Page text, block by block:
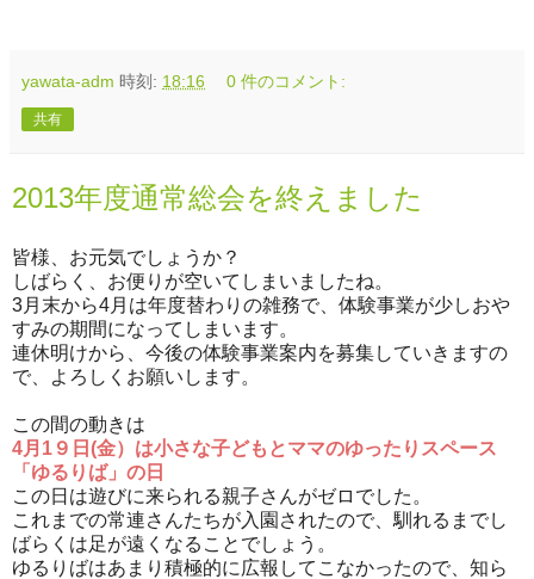
yawata-adm 時刻: 18:16 0 件のコメント:
共有
2013年度通常総会を終えました
皆様、お元気でしょうか？
しばらく、お便りが空いてしまいましたね。
3月末から4月は年度替わりの雑務で、体験事業が少しおや
すみの期間になってしまいます。
連休明けから、今後の体験事業案内を募集していきますの
で、よろしくお願いします。
この間の動きは
4月1９日(金）は小さな子どもとママのゆったりスペース
「ゆるりば」の日
この日は遊びに来られる親子さんがゼロでした。
これまでの常連さんたちが入園されたので、馴れるまでし
ばらくは足が遠くなることでしょう。
ゆるりばはあまり積極的に広報してこなかったので、知ら